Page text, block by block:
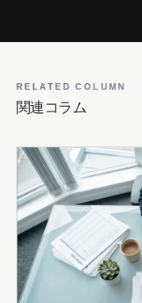
RELATED COLUMN
関連コラム